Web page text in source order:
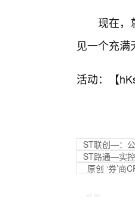
现在，
见一个充满
活动：【
ST联创—：
ST路通—实
原创 ‘券’